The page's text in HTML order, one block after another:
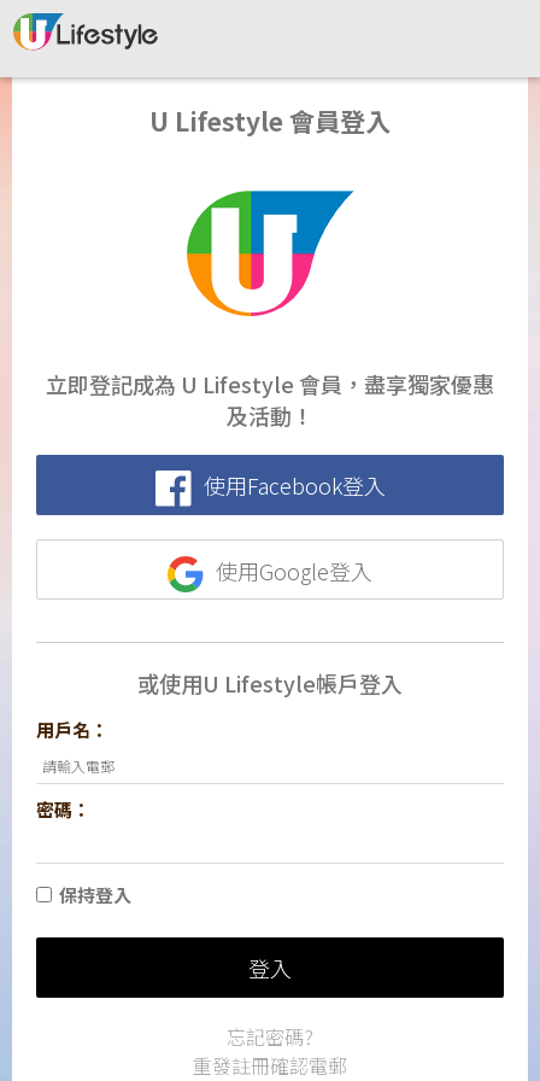
U Lifestyle 會員登入
立即登記成為 U Lifestyle 會員，盡享獨家優惠
及活動！
使用Facebook登入
使用Google登入
或使用U Lifestyle帳戶登入
用戶名：
密碼：
保持登入
登入
忘記密碼?
重發註冊確認電郵